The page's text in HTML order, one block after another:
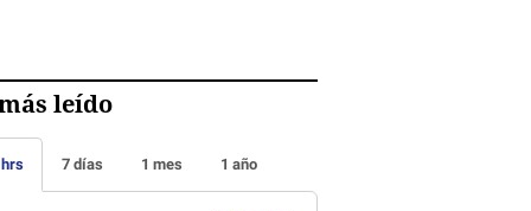
leído
7 días 1 mes 1 año